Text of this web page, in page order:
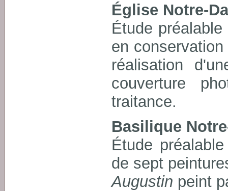
Église Notre-
Étude
en
réalisation
couverture
traitance.
Basilique
Étude
de sept
Augustin peint